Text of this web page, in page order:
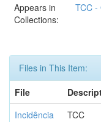
Appears in
Collections:
TCC -
Files in This Item:
File
Incidência
TCC